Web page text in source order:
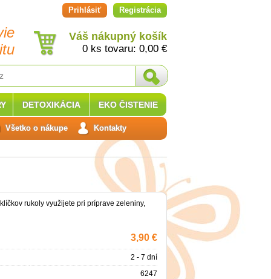
Prihlásiť Registrácia
Váš nákupný košík
0 ks tovaru: 0,00 €
rukoly využijete pri príprave zeleniny,
3,90 €
2 - 7 dní
6247
DETOXIKÁCIA EKO ČISTENIE
Všetko o nákupe Kontakty